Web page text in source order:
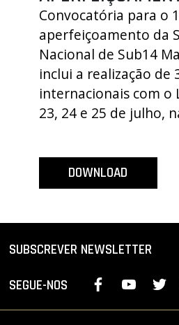
ÁREA TÉCNICA
PROJETOS
LIGA BETCLIC MASCULINA
LIGA BETCLIC FEMININA
Convocatória para o
aperfeiçoamento da
Nacional de Sub14
inclui a realização de
internacionais com o
23, 24 e 25 de julho,
DOWNLOAD
SUBSCREVER NEWSLETTER
SEGUE-NOS